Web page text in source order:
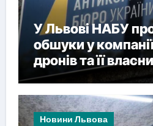
У Львові НАБУ
обшуки у
дронів та її
Новини Львова